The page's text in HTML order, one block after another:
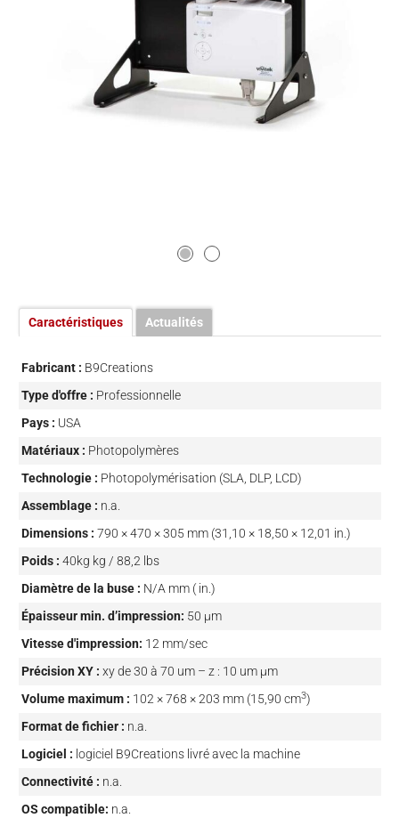
Caractéristiques Actualités
Fabricant : B9Creations
Type d'offre : Professionnelle
Pays : USA
Matériaux : Photopolymères
Technologie : Photopolymérisation (SLA, DLP, LCD)
Assemblage : n.a.
Dimensions : 790 × 470 × 305 mm (31,10 × 18,50 × 12,01 in.)
Poids : 40kg kg / 88,2 lbs
Diamètre de la buse : N/A mm ( in.)
Épaisseur min. d’impression: 50 µm
Vitesse d'impression: 12 mm/sec
Précision XY : xy de 30 à 70 um – z : 10 um µm
Volume maximum : 102 × 768 × 203 mm (15,90 cm3)
Format de fichier : n.a.
Logiciel : logiciel B9Creations livré avec la machine
Connectivité : n.a.
OS compatible: n.a.